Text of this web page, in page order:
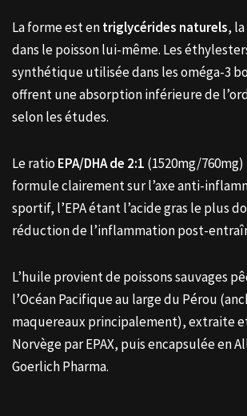
La forme est entriglycérides naturels,
dans le poisson lui-même. Les
synthétique utilisée dans les oméga-3
offrent une absorption inférieure de
selon les études.
Le ratio EPA/DHA de 2:1 (1520mg/
formule clairement sur l’axe anti-
sportif, l’EPA étant l’acide gras le plus
réduction de l’inflammation post-
L’huile provient de poissons sauvages
l’Océan Pacifique au large du Pérou
maquereaux principalement), extraite
Norvège par EPAX, puis encapsulée en
Goerlich Pharma.